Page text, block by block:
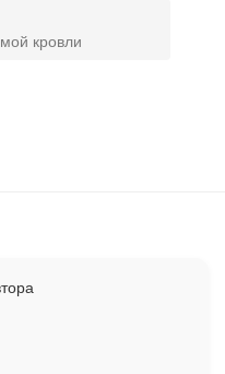
кровли